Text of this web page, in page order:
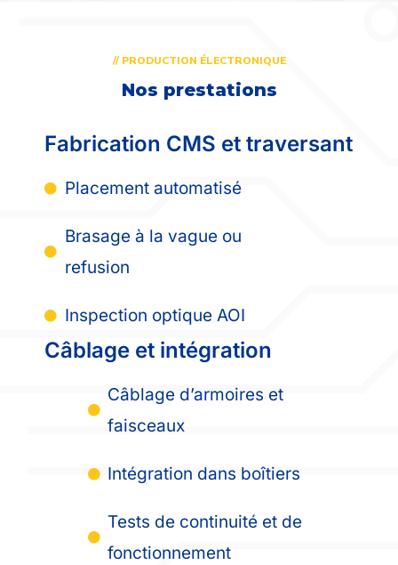
// PRODUCTION ÉLECTRONIQUE
Nos prestations
Fabrication CMS et traversant
Placement automatisé
Brasage à la vague ou
refusion
Inspection optique AOI
Câblage et intégration
Câblage d’armoires et
faisceaux
Intégration dans boîtiers
Tests de continuité et de
fonctionnement